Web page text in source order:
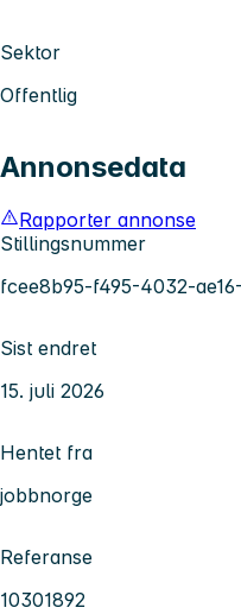
Sektor
Offentlig
Annonsedata
Rapporter annonse
Stillingsnummer
fcee8b95-f495-4032-
Sist endret
15. juli 2026
Hentet fra
jobbnorge
Referanse
10301892